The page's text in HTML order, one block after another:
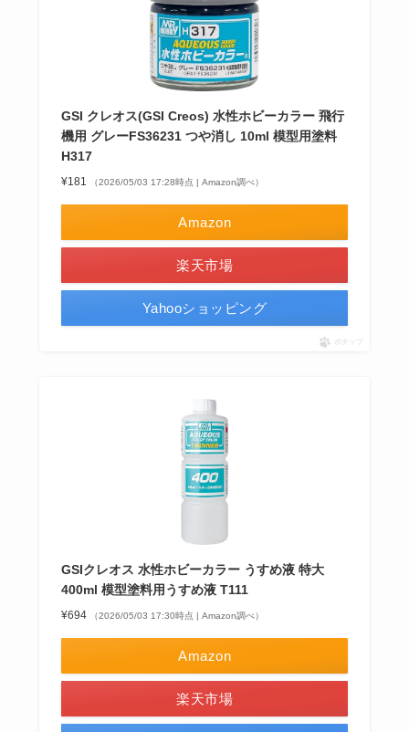
GSI クレオス(GSI Creos) 水性ホビーカラー 飛行
機用 グレーFS36231 つや消し 10ml 模型用塗料
H317
¥181 （2026/05/03 17:28時点 | Amazon調べ）
Amazon
楽天市場
Yahooショッピング
ポチップ
GSIクレオス 水性ホビーカラー うすめ液 特大
400ml 模型塗料用うすめ液 T111
¥694 （2026/05/03 17:30時点 | Amazon調べ）
Amazon
楽天市場